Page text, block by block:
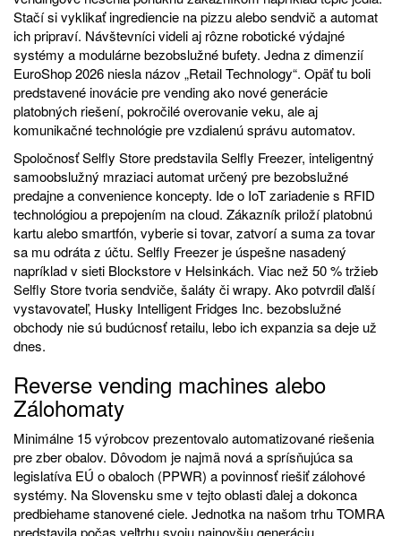
Stačí si vyklikať ingrediencie na pizzu alebo sendvič a automat
ich pripraví. Návštevníci videli aj rôzne robotické výdajné
systémy a modulárne bezobslužné bufety. Jedna z dimenzií
EuroShop 2026 niesla názov „Retail Technology“. Opäť tu boli
predstavené inovácie pre vending ako nové generácie
platobných riešení, pokročilé overovanie veku, ale aj
komunikačné technológie pre vzdialenú správu automatov.
Spoločnosť Selfly Store predstavila Selfly Freezer, inteligentný
samoobslužný mraziaci automat určený pre bezobslužné
predajne a convenience koncepty. Ide o IoT zariadenie s RFID
technológiou a prepojením na cloud. Zákazník priloží platobnú
kartu alebo smartfón, vyberie si tovar, zatvorí a suma za tovar
sa mu odráta z účtu. Selfly Freezer je úspešne nasadený
napríklad v sieti Blockstore v Helsinkách. Viac než 50 % tržieb
Selfly Store tvoria sendviče, šaláty či wrapy. Ako potvrdil ďalší
vystavovateľ, Husky Intelligent Fridges Inc. bezobslužné
obchody nie sú budúcnosť retailu, lebo ich expanzia sa deje už
dnes.
Reverse vending machines alebo
Zálohomaty
Minimálne 15 výrobcov prezentovalo automatizované riešenia
pre zber obalov. Dôvodom je najmä nová a sprísňujúca sa
legislatíva EÚ o obaloch (PPWR) a povinnosť riešiť zálohové
systémy. Na Slovensku sme v tejto oblasti ďalej a dokonca
predbiehame stanovené ciele. Jednotka na našom trhu TOMRA
predstavila počas veľtrhu svoju najnovšiu generáciu